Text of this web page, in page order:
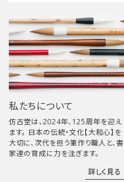
私たちについて
仿古堂は、2024年、125周年を迎え
ます。 日本の伝統・文化【大和心】を
大切に、次代を担う筆作り職人と、書
家達の育成に力を注ぎます。
詳しく見る